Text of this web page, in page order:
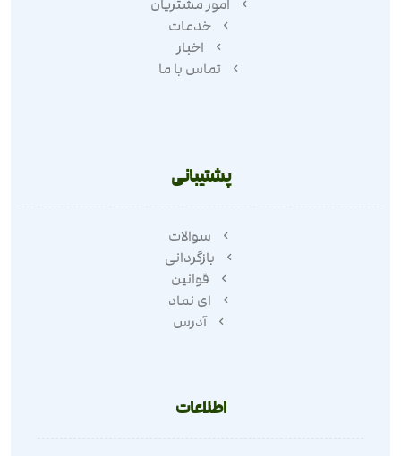
امور مشتریان
خدمات
اخبار
تماس با ما
پشتیبانی
سوالات
بازگردانی
قوانین
ای نماد
آدرس
اطلاعات